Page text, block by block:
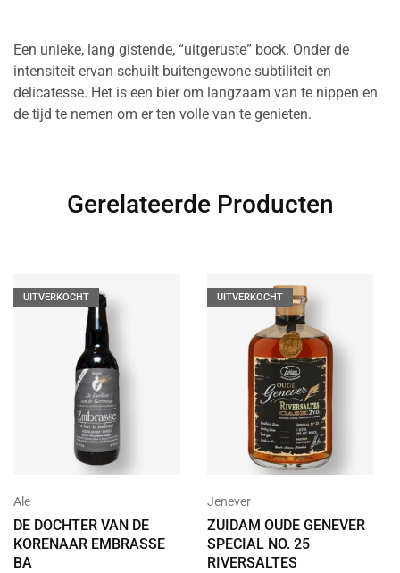
Een unieke, lang gistende, “uitgeruste” bock. Onder de
intensiteit ervan schuilt buitengewone subtiliteit en
delicatesse. Het is een bier om langzaam van te nippen en
de tijd te nemen om er ten volle van te genieten.
Gerelateerde Producten
UITVERKOCHT
Ale
DE DOCHTER VAN DE
KORENAAR EMBRASSE
BA
UITVERKOCHT
Jenever
ZUIDAM OUDE GENEVER
SPECIAL NO. 25
RIVERSALTES